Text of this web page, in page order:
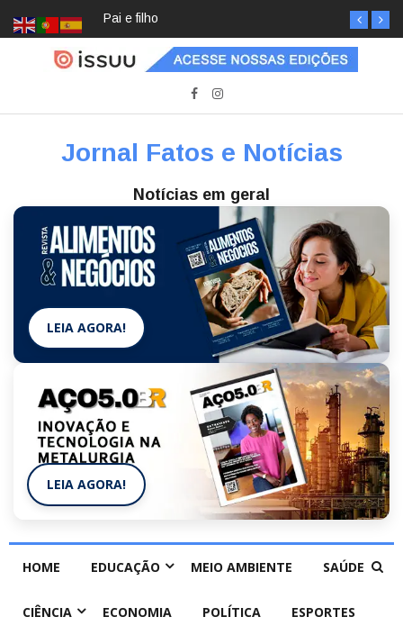
Pai e filho
Jornal Fatos e Notícias
Notícias em geral
LEIA AGORA!
LEIA AGORA!
HOME EDUCAÇÃO MEIO AMBIENTE SAÚDE
CIÊNCIA ECONOMIA POLÍTICA ESPORTES